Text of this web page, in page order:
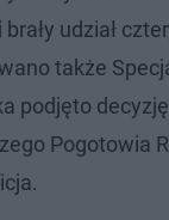
udział
także
podjęto
Pogotowia